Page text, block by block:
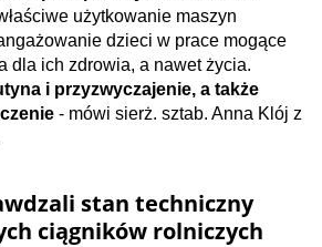
użytkowanie maszyn
dzieci w prace mogące
dla ich zdrowia, a nawet życia.
i przyzwyczajenie, a także
- mówi sierż. sztab. Anna Klój z
stan techniczny
ciągników rolniczych